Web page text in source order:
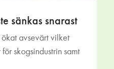
sänkas snarast
avsevärt vilket
skogsindustrin samt